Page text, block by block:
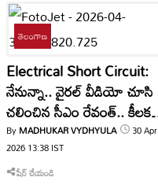
LIVE
TV
తాజా
వార్తలు
తెలంగాణ
Electrical Short Circuit:
నేనున్నా.. వైరల్ వీడియో చూసి
చలించిన సీఎం రేవంత్.. కీలక
ఆదేశాలు!
ByMADHUKAR VYDHYULA
30 Apr
202613:38IST
షేర్ చేయండి